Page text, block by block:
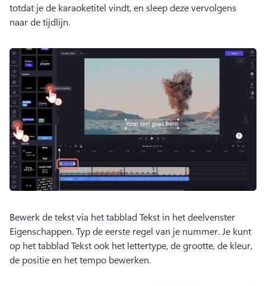
totdat je de karaoketitel vindt, en sleep deze vervolgens
naar de tijdlijn.
Bewerk de tekst via het tabblad Tekst in het deelvenster
Eigenschappen. Typ de eerste regel van je nummer. Je kunt
op het tabblad Tekst ook het lettertype, de grootte, de kleur,
de positie en het tempo bewerken.